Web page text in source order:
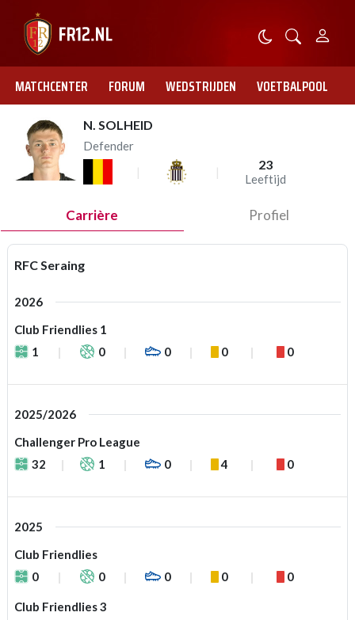
MATCHCENTER FORUM WEDSTRIJDEN VOETBALPOOL
N. SOLHEID
Defender
23
Leeftijd
Carrière Profiel
RFC Seraing
2026
Club Friendlies 1
1
0 0 0 0
2025/2026
Challenger Pro League
32
1 0 4 0
2025
Club Friendlies
0
0 0 0 0
Club Friendlies 3